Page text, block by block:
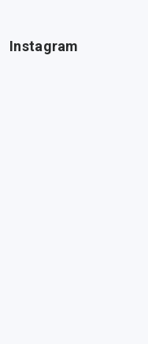
Instagram